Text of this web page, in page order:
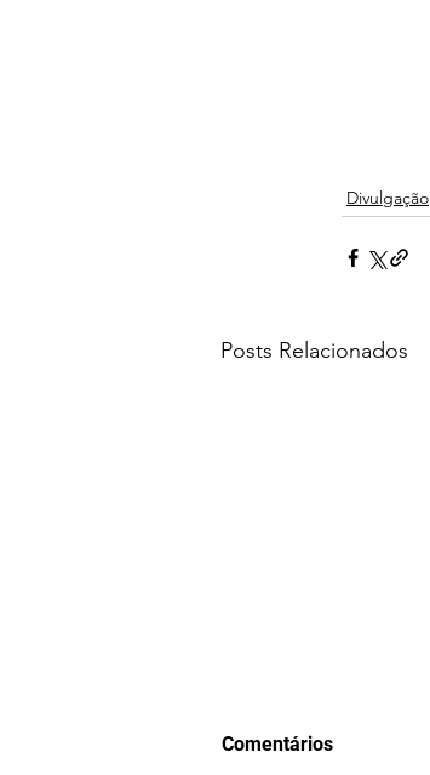
Divulgação
Posts Relacionados
Comentários